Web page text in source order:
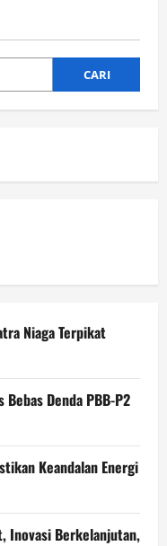
CARI
Niaga Terpikat
Denda PBB-P2
Keandalan Energi
Inovasi Berkelanjutan,